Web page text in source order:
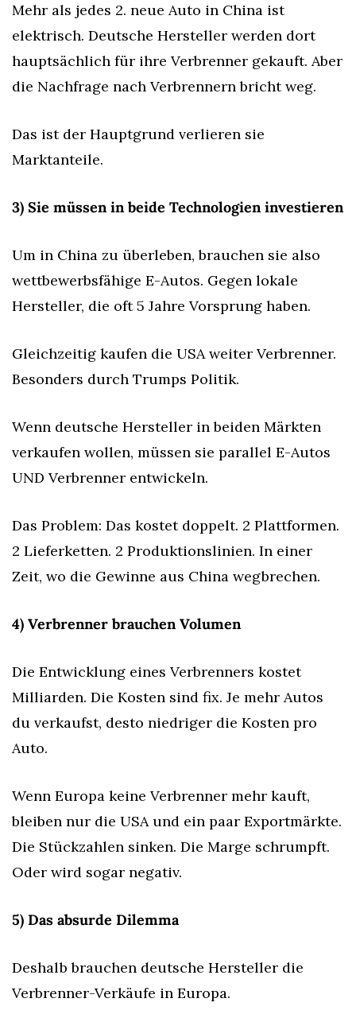
Mehr als jedes 2. neue Auto in China ist
elektrisch. Deutsche Hersteller werden dort
hauptsächlich für ihre Verbrenner gekauft. Aber
die Nachfrage nach Verbrennern bricht weg.
Das ist der Hauptgrund verlieren sie
Marktanteile.
3) Sie müssen in beide Technologien investieren
Um in China zu überleben, brauchen sie also
wettbewerbsfähige E-Autos. Gegen lokale
Hersteller, die oft 5 Jahre Vorsprung haben.
Gleichzeitig kaufen die USA weiter Verbrenner.
Besonders durch Trumps Politik.
Wenn deutsche Hersteller in beiden Märkten
verkaufen wollen, müssen sie parallel E-Autos
UND Verbrenner entwickeln.
Das Problem: Das kostet doppelt. 2 Plattformen.
2 Lieferketten. 2 Produktionslinien. In einer
Zeit, wo die Gewinne aus China wegbrechen.
4) Verbrenner brauchen Volumen
Die Entwicklung eines Verbrenners kostet
Milliarden. Die Kosten sind fix. Je mehr Autos
du verkaufst, desto niedriger die Kosten pro
Auto.
Wenn Europa keine Verbrenner mehr kauft,
bleiben nur die USA und ein paar Exportmärkte.
Die Stückzahlen sinken. Die Marge schrumpft.
Oder wird sogar negativ.
5) Das absurde Dilemma
Deshalb brauchen deutsche Hersteller die
Verbrenner-Verkäufe in Europa.